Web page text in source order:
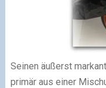
Seinen äußerst
primär aus einer